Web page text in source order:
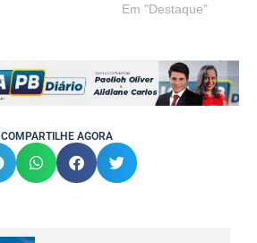
Em "Destaque"
COMPARTILHE AGORA